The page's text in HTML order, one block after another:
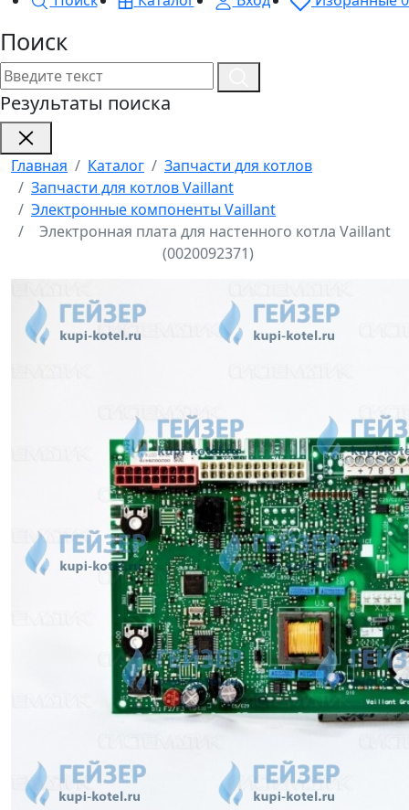
Поиск
Результаты поиска
Главная Каталог
Запчасти для котлов
Запчасти для котлов Vaillant
Электронные компоненты Vaillant
Электронная плата для настенного котла Vaillant
(0020092371)